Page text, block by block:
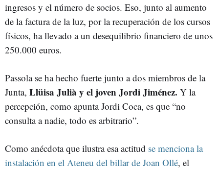
ingresos y el número de socios. Eso, junto al aumento
de la factura de la luz, por la recuperación de los cursos
físicos, ha llevado a un desequilibrio financiero de unos
250.000 euros.
Passola se ha hecho fuerte junto a dos miembros de la
Junta, Llüisa Julià y el joven Jordi Jiménez. Y la
percepción, como apunta Jordi Coca, es que “no
consulta a nadie, todo es arbitrario”.
Como anécdota que ilustra esa actitud se menciona la
instalación en el Ateneu del billar de Joan Ollé, el